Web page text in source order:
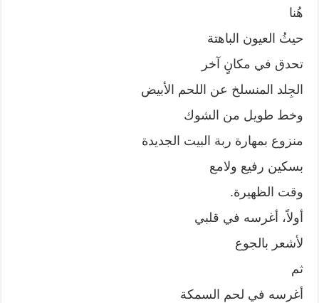
هُنا
حيثُ العيون الباهتة
تحدق في مكانٍ آخر
الجِلد المنسلخ عن اللحم الأبيض
وخط طويل من الشوك
منزوع بمهارة ربة البيت الجديدة
بسكين رفيع ولامع
وقت الظهيرة.
أولاً، أغرسه في قلبي
لأشعر بالجوع
ثم
أغرسه في لحم السمكة